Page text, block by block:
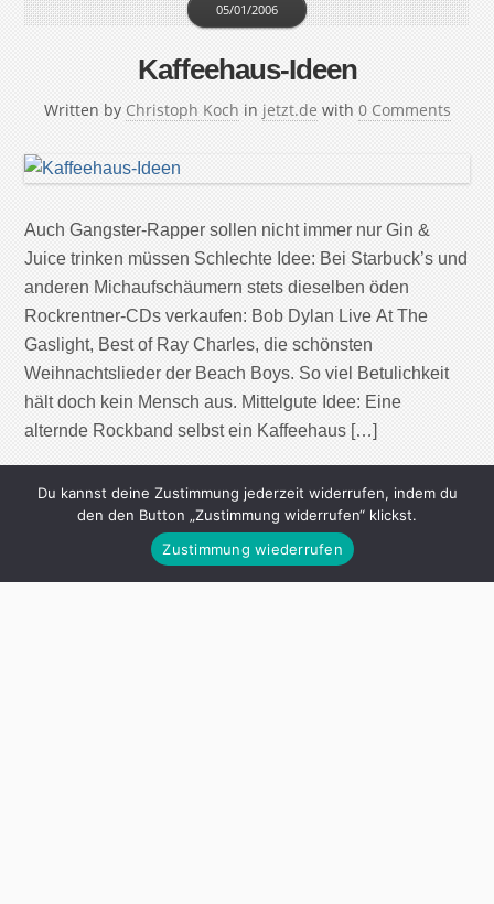
Kaffeehaus-Ideen
Written by Christoph Koch
05/01/2006
in jetzt.de with 0 Comments
Auch Gangster-Rapper sollen nicht immer nur Gin &
Juice trinken müssen Schlechte Idee: Bei Starbuck’s und
anderen Michaufschäumern stets dieselben öden
Rockrentner-CDs verkaufen: Bob Dylan Live At The
Gaslight, Best of Ray Charles, die schönsten
Weihnachtslieder der Beach Boys. So viel Betulichkeit
hält doch kein Mensch aus. Mittelgute Idee: Eine
alternde Rockband selbst ein Kaffeehaus […]
Continue Reading
Du kannst deine Zustimmung jederzeit widerrufen, indem du
den den Button „Zustimmung widerrufen“ klickst.
Zustimmung wiederrufen